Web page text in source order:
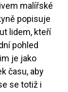
malířské
popisuje
lidem, kteří
pohled
je jako
času, aby
se totiž i